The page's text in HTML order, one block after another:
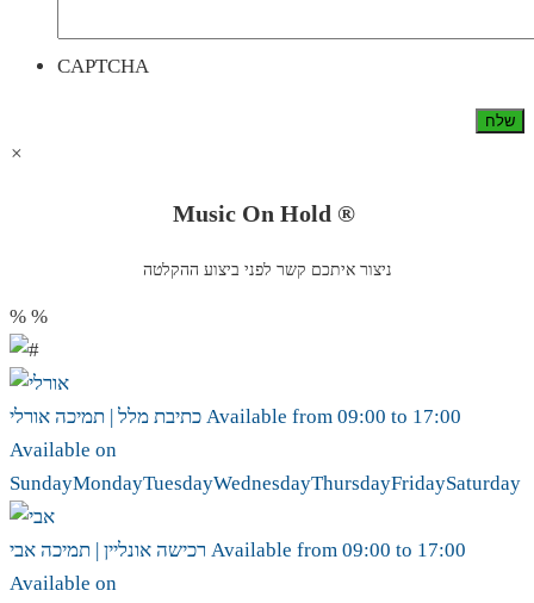
CAPTCHA
×
Music On Hold ®
ניצור איתכם קשר לפני ביצוע ההקלטה
% %
כתיבת מלל | תמיכה Available from 09:00 to 17:00
Available on
SundayMondayTuesdayWednesdayThursdayFridaySaturday
רכישה אונליין | תמיכה Available from 09:00 to 17:00
Available on